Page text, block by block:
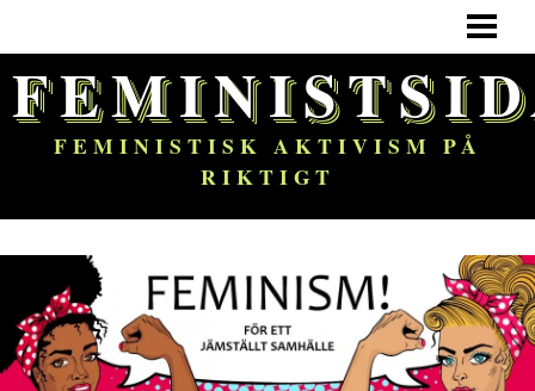
FEMINISM
OM BLOGGEN
FEMINISTISK AKTIVISM PÅ
RIKTIGT